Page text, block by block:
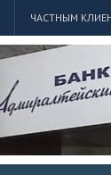
ЧАСТНЫМ